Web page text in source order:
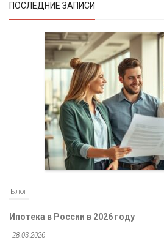
ПОСЛЕДНИЕ ЗАПИСИ
Блог
Ипотека в России в 2026 году
28.03.2026